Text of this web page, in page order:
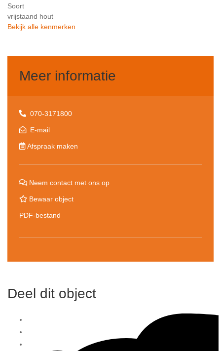
Soort
vrijstaand hout
Bekijk alle kenmerken
Meer informatie
070-3171800
E-mail
Afspraak maken
Neem contact met ons op
Bewaar object
PDF-bestand
Deel dit object